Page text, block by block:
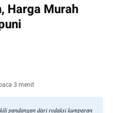
Harga Murah
3 menit
pandangan dari redaksi kumparan